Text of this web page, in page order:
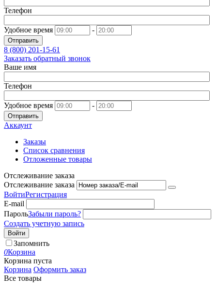
Телефон
Удобное время -
Отправить
8 (800) 201-15-61
Заказать обратный звонок
Ваше имя
Телефон
Удобное время -
Отправить
Аккаунт
Заказы
Список сравнения
Отложенные товары
Отслеживание заказа
Отслеживание заказа
ВойтиРегистрация
E-mail
ПарольЗабыли пароль?
Создать учетную запись
Войти
Запомнить
0Корзина
Корзина пуста
Корзина Оформить заказ
Все товары